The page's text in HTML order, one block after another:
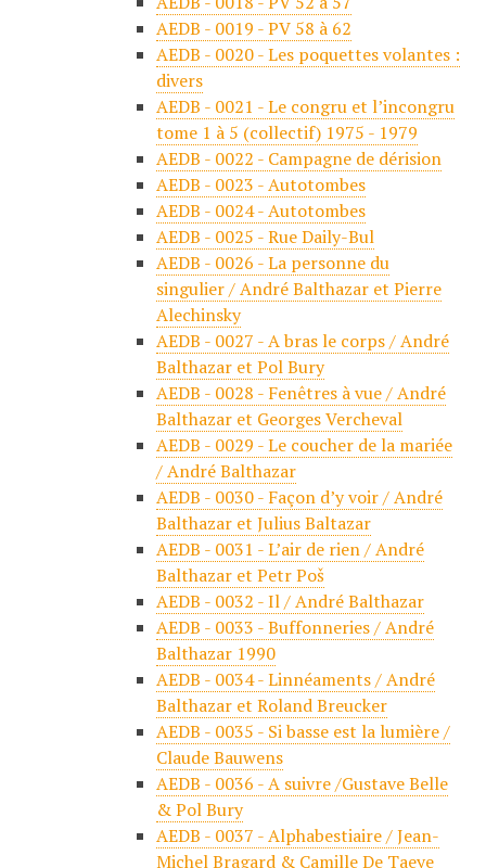
AEDB - 0019 - PV 58 à 62
AEDB - 0020 - Les poquettes volantes :
divers
AEDB - 0021 - Le congru et l’incongru
tome 1 à 5 (collectif) 1975 - 1979
AEDB - 0022 - Campagne de dérision
AEDB - 0023 - Autotombes
AEDB - 0024 - Autotombes
AEDB - 0025 - Rue Daily-Bul
AEDB - 0026 - La personne du
singulier / André Balthazar et Pierre
Alechinsky
AEDB - 0027 - A bras le corps / André
Balthazar et Pol Bury
AEDB - 0028 - Fenêtres à vue / André
Balthazar et Georges Vercheval
AEDB - 0029 - Le coucher de la mariée
/ André Balthazar
AEDB - 0030 - Façon d’y voir / André
Balthazar et Julius Baltazar
AEDB - 0031 - L’air de rien / André
Balthazar et Petr Poš
AEDB - 0032 - Il / André Balthazar
AEDB - 0033 - Buffonneries / André
Balthazar 1990
AEDB - 0034 - Linnéaments / André
Balthazar et Roland Breucker
AEDB - 0035 - Si basse est la lumière /
Claude Bauwens
AEDB - 0036 - A suivre /Gustave Belle
& Pol Bury
AEDB - 0037 - Alphabestiaire / Jean-
Michel Bragard & Camille De Taeye